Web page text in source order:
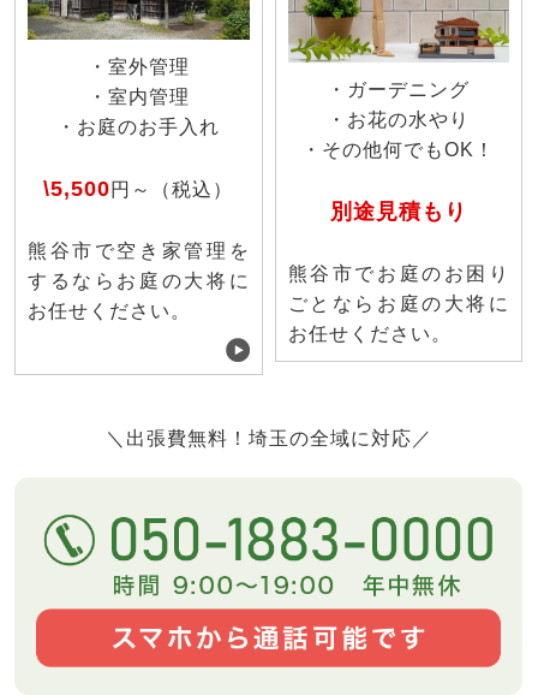
・室外管理
・室内管理
・お庭のお手入れ
\5,500円～（税込）
熊谷市で空き家管理を
するならお庭の大将に
お任せください。
・ガーデニング
・お花の水やり
・その他何でもOK！
別途見積もり
熊谷市でお庭のお困り
ごとならお庭の大将に
お任せください。
＼出張費無料！埼玉の全域に対応／